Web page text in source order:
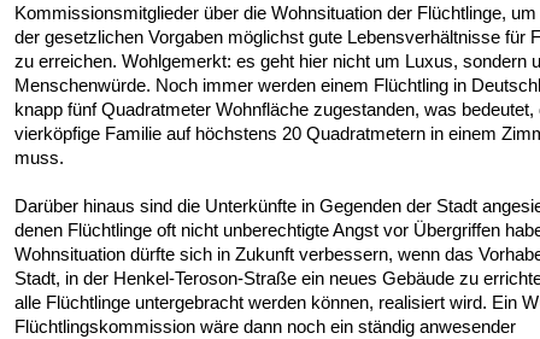
Kommissionsmitglieder über die Wohnsituation der Flüchtlinge,
der gesetzlichen Vorgaben möglichst gute Lebensverhältnisse für
zu erreichen. Wohlgemerkt: es geht hier nicht um Luxus, sondern
Menschenwürde. Noch immer werden einem Flüchtling in
knapp fünf Quadratmeter Wohnfläche zugestanden, was bedeutet,
vierköpfige Familie auf höchstens 20 Quadratmetern in einem
muss.
Darüber hinaus sind die Unterkünfte in Gegenden der Stadt
denen Flüchtlinge oft nicht unberechtigte Angst vor Übergriffen
Wohnsituation dürfte sich in Zukunft verbessern, wenn das
Stadt, in der Henkel-Teroson-Straße ein neues Gebäude zu
alle Flüchtlinge untergebracht werden können, realisiert wird. Ein
Flüchtlingskommission wäre dann noch ein ständig anwesender